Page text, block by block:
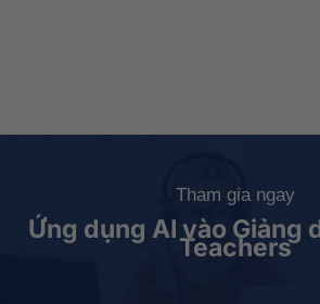
Tham gia ngay
Ứng dụng AI vào Giảng
Teachers